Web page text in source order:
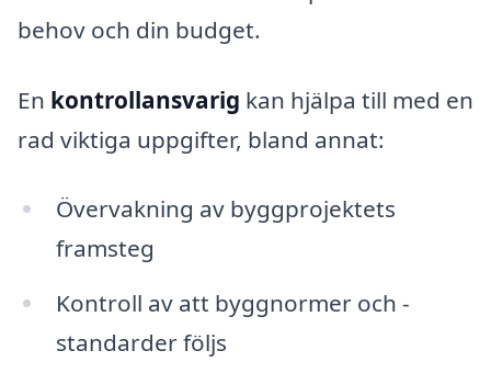
behov och din budget.
En kontrollansvarig kan hjälpa till med en
rad viktiga uppgifter, bland annat:
Övervakning av byggprojektets
framsteg
Kontroll av att byggnormer och -
standarder följs